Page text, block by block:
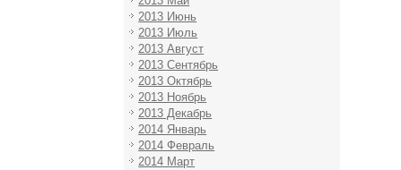
2013 Июнь
2013 Июль
2013 Август
2013 Сентябрь
2013 Октябрь
2013 Ноябрь
2013 Декабрь
2014 Январь
2014 Февраль
2014 Март